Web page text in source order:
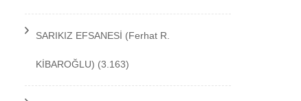
SARIKIZ EFSANESİ (Ferhat R.
KİBAROĞLU) (3.163)